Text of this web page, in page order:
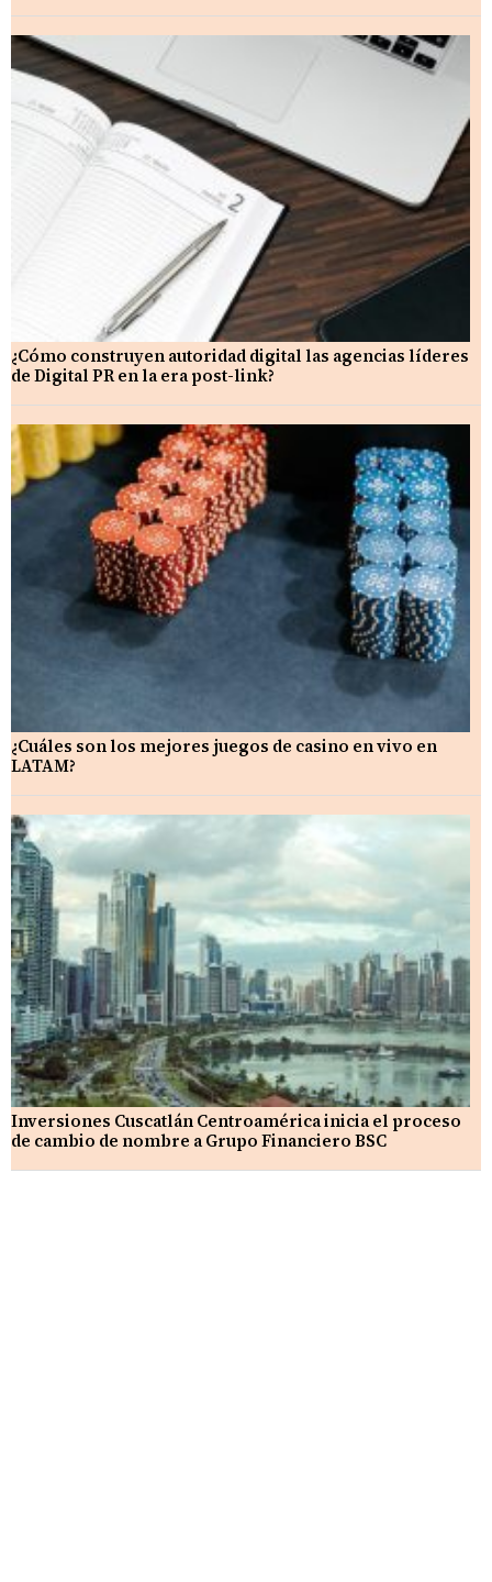
¿Cómo construyen autoridad digital las agencias líderes
de Digital PR en la era post-link?
¿Cuáles son los mejores juegos de casino en vivo en
LATAM?
Inversiones Cuscatlán Centroamérica inicia el proceso
de cambio de nombre a Grupo Financiero BSC